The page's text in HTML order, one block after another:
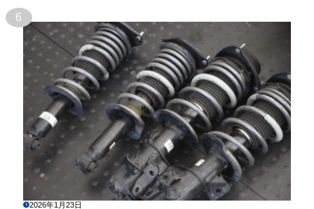
6
2026年1月23日